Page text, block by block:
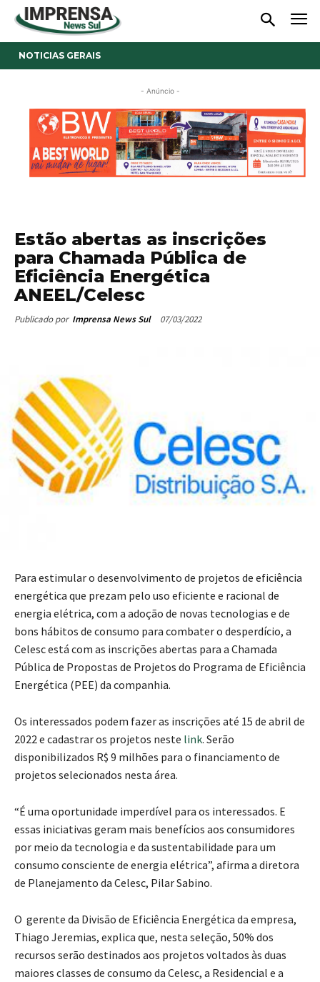
NOTICIAS GERAIS
- Anúncio -
Estão abertas as inscrições
para Chamada Pública de
Eficiência Energética
ANEEL/Celesc
Publicado por Imprensa News Sul 07/03/2022
Para estimular o desenvolvimento de projetos de eficiência
energética que prezam pelo uso eficiente e racional de
energia elétrica, com a adoção de novas tecnologias e de
bons hábitos de consumo para combater o desperdício, a
Celesc está com as inscrições abertas para a Chamada
Pública de Propostas de Projetos do Programa de Eficiência
Energética (PEE) da companhia.
Os interessados podem fazer as inscrições até 15 de abril de
2022 e cadastrar os projetos neste link. Serão
disponibilizados R$ 9 milhões para o financiamento de
projetos selecionados nesta área.
“É uma oportunidade imperdível para os interessados. E
essas iniciativas geram mais benefícios aos consumidores
por meio da tecnologia e da sustentabilidade para um
consumo consciente de energia elétrica”, afirma a diretora
de Planejamento da Celesc, Pilar Sabino.
O gerente da Divisão de Eficiência Energética da empresa,
Thiago Jeremias, explica que, nesta seleção, 50% dos
recursos serão destinados aos projetos voltados às duas
maiores classes de consumo da Celesc, a Residencial e a